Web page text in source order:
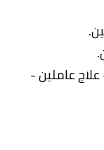
عاملين -